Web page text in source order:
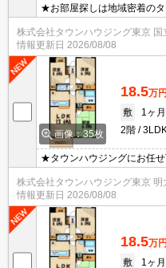
★お部屋探しは地域密着の
新着情報更新中★
株式会社タウンハウジング東京 国
情報更新日 2026/08/08
画像：35枚
18.5万円
敷
1ヶ月
2階
3LDK
★タウンハウジングにお任
国賃貸新聞2026年掲載)★
株式会社タウンハウジング東京 明
情報更新日 2026/08/08
18.5万円
敷
1ヶ月